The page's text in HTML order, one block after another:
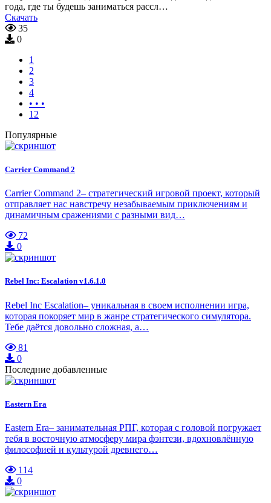
года, где ты будешь заниматься рассл…
Скачать
35
0
1
2
3
4
• • •
12
Популярные
Carrier Command 2
Carrier Command 2– стратегический игровой проект, который
отправляет нас навстречу незабываемым приключениям и
динамичным сражениями с разными вид…
72
0
Rebel Inc: Escalation v1.6.1.0
Rebel Inc Escalation– уникальная в своем исполнении игра,
которая покоряет мир в жанре стратегического симулятора.
Тебе даётся довольно сложная, а…
81
0
Последние добавленные
Eastern Era
Eastern Era– занимательная РПГ, которая с головой погружает
тебя в восточную атмосферу мира фэнтези, вдохновлённую
философией и культурой древнего…
114
0